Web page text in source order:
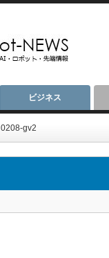
ビジネス
0208-gv2